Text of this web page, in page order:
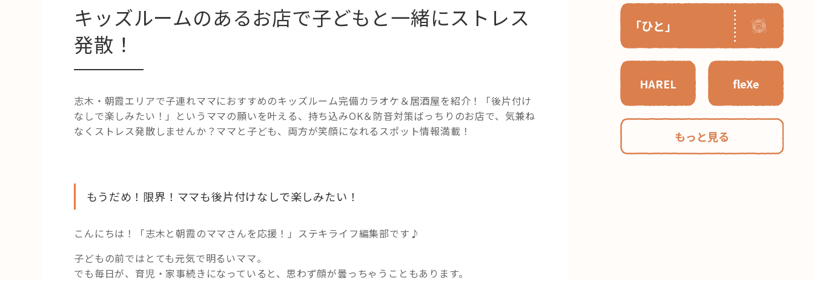
「ひと」
HAREL fleXe
もっと見る
キッズルームのあるお店で子どもと一緒にストレス
発散！
志木・朝霞エリアで子連れママにおすすめのキッズルーム完備カラオケ＆居酒屋を紹介！「後片付け
なしで楽しみたい！」というママの願いを叶える、持ち込みOK＆防音対策ばっちりのお店で、気兼ね
なくストレス発散しませんか？ママと子ども、両方が笑顔になれるスポット情報満載！
もうだめ！限界！ママも後片付けなしで楽しみたい！
こんにちは！「志木と朝霞のママさんを応援！」ステキライフ編集部です♪
子どもの前ではとても元気で明るいママ。
でも毎日が、育児・家事続きになっていると、思わず顔が曇っちゃうこともあります。